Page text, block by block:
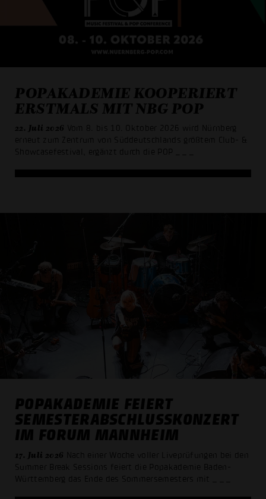
POPAKADEMIE KOOPERIERT
ERSTMALS MIT NBG POP
22. Juli 2026 Vom 8. bis 10. Oktober 2026 wird Nürnberg
erneut zum Zentrum von Süddeutschlands größtem Club- &
Showcasefestival, ergänzt durch die POP
POPAKADEMIE FEIERT
SEMESTER­ABSCHLUSS­KONZERT
IM FORUM MANNHEIM
17. Juli 2026 Nach einer Woche voller Liveprüfungen bei den
Summer Break Sessions feiert die Popakademie Baden-
Württemberg das Ende des Sommer­semesters mit